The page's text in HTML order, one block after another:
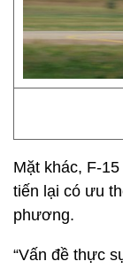
Mặt khác, F-
tiến lại có ưu
phương.
“Vấn đề thực